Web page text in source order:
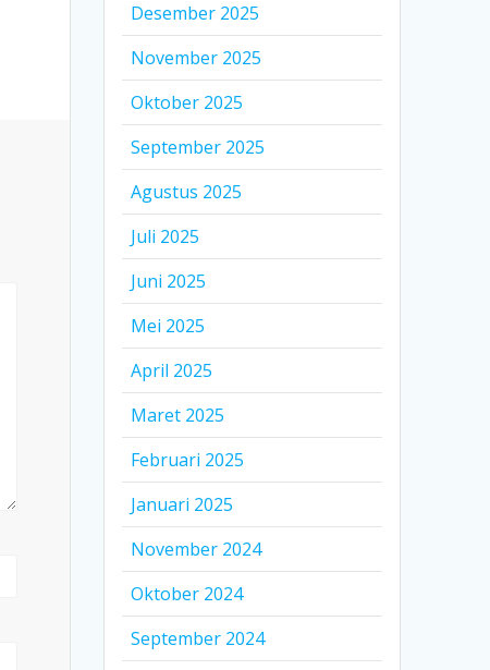
Desember 2025
November 2025
Oktober 2025
September 2025
Agustus 2025
Juli 2025
Juni 2025
Mei 2025
April 2025
Maret 2025
Februari 2025
Januari 2025
November 2024
Oktober 2024
September 2024